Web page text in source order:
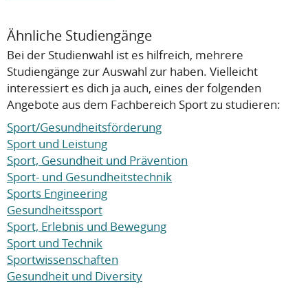
Ähnliche Studiengänge
Bei der Studienwahl ist es hilfreich, mehrere
Studiengänge zur Auswahl zur haben. Vielleicht
interessiert es dich ja auch, eines der folgenden
Angebote aus dem Fachbereich Sport zu studieren:
Sport/Gesundheitsförderung
Sport und Leistung
Sport, Gesundheit und Prävention
Sport- und Gesundheitstechnik
Sports Engineering
Gesundheitssport
Sport, Erlebnis und Bewegung
Sport und Technik
Sportwissenschaften
Gesundheit und Diversity